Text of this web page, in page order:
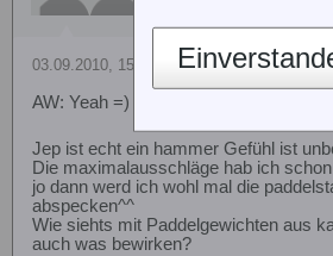
03.09.2010, 15:40
AW: Yeah =) Die ersten Loops geschafft
Jep ist echt ein hammer Gefühl ist
Die maximalausschläge hab ich schon
jo dann werd ich wohl mal die
abspecken^^
Wie siehts mit Paddelgewichten aus
auch was bewirken?